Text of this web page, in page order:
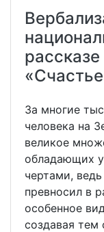
За многие
человека на
великое
обладающих
чертами,
превносил в
особенное
создавая